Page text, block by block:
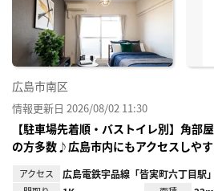
広島市南区
情報更新日 2026/08/02 11:30
【駐車場先着順・バストイレ別】角
の方多数♪広島市内にもアクセスしや
アクセス 広島電鉄宇品線「皆実町六丁目駅